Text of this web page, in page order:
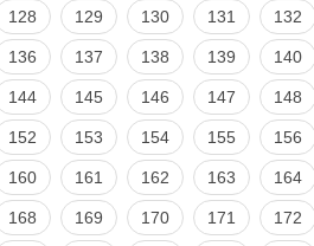
128 129 130 131 132
136 137 138 139 140
144 145 146 147 148
152 153 154 155 156
160 161 162 163 164
168 169 170 171 172